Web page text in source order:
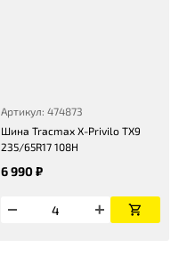
Артикул: 474873
Шина Tracmax X-Privilo TX9
235/65R17 108H
6 990 ₽